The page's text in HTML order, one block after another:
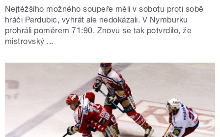
Nejtěžšího možného soupeře měli v sobotu proti sobě
hráči Pardubic, vyhrát ale nedokázali. V Nymburku
prohráli poměrem 71:90. Znovu se tak potvrdilo, že
mistrovský ...